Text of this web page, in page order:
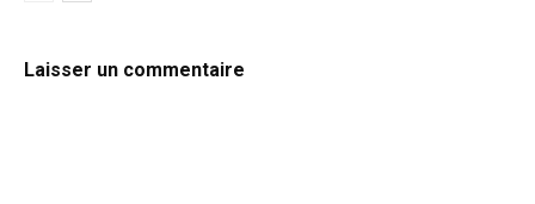
Laisser un commentaire